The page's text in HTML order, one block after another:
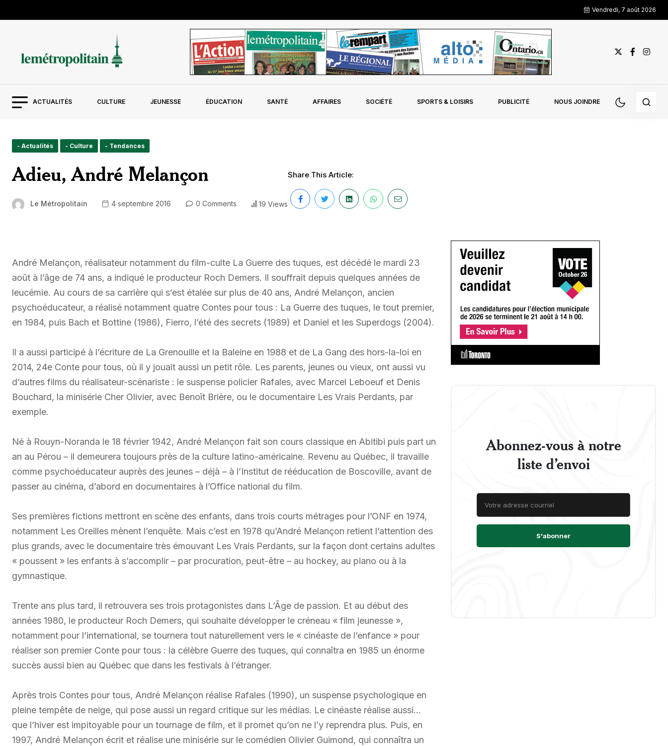
Vendredi, 7 août 2026
ACTUALITÉS CULTURE JEUNESSE ÉDUCATION SANTÉ AFFAIRES SOCIÉTÉ SPORTS & LOISIRS PUBLICITÉ NOUS JOINDRE
- Actualités - Culture - Tendances
Adieu, André Melançon
Le Métropolitain 4 septembre 2016 0 Comments 19 Views
Share This Article:
André Melançon, réalisateur notamment du film-culte La Guerre des tuques, est décédé le mardi 23
août à l’âge de 74 ans, a indiqué le producteur Roch Demers. Il souffrait depuis quelques années de
leucémie. Au cours de sa carrière qui s’est étalée sur plus de 40 ans, André Melançon, ancien
psychoéducateur, a réalisé notamment quatre Contes pour tous : La Guerre des tuques, le tout premier,
en 1984, puis Bach et Bottine (1986), Fierro, l’été des secrets (1989) et Daniel et les Superdogs (2004).
Il a aussi participé à l’écriture de La Grenouille et la Baleine en 1988 et de La Gang des hors-la-loi en
2014, 24e Conte pour tous, où il y jouait aussi un petit rôle. Les parents, jeunes ou vieux, ont aussi vu
d’autres films du réalisateur-scénariste : le suspense policier Rafales, avec Marcel Leboeuf et Denis
Bouchard, la minisérie Cher Olivier, avec Benoît Brière, ou le documentaire Les Vrais Perdants, par
exemple.
Né à Rouyn-Noranda le 18 février 1942, André Melançon fait son cours classique en Abitibi puis part un
an au Pérou – il demeurera toujours près de la culture latino-américaine. Revenu au Québec, il travaille
comme psychoéducateur auprès des jeunes – déjà – à l’Institut de rééducation de Boscoville, avant de
passer au cinéma, d’abord en documentaires à l’Office national du film.
Ses premières fictions mettront en scène des enfants, dans trois courts métrages pour l’ONF en 1974,
notamment Les Oreilles mènent l’enquête. Mais c’est en 1978 qu’André Melançon retient l’attention des
plus grands, avec le documentaire très émouvant Les Vrais Perdants, sur la façon dont certains adultes
« poussent » les enfants à s’accomplir – par procuration, peut-être – au hockey, au piano ou à la
gymnastique.
Trente ans plus tard, il retrouvera ses trois protagonistes dans L’Âge de passion. Et au début des
années 1980, le producteur Roch Demers, qui souhaite développer le créneau « film jeunesse »,
notamment pour l’international, se tournera tout naturellement vers le « cinéaste de l’enfance » pour
réaliser son premier Conte pour tous : la célèbre Guerre des tuques, qui connaîtra en 1985 un énorme
succès aussi bien au Québec que dans les festivals à l’étranger.
Après trois Contes pour tous, André Melançon réalise Rafales (1990), un suspense psychologique en
pleine tempête de neige, qui pose aussi un regard critique sur les médias. Le cinéaste réalise aussi…
que l’hiver est impitoyable pour un tournage de film, et il promet qu’on ne l’y reprendra plus. Puis, en
1997, André Melançon écrit et réalise une minisérie sur le comédien Olivier Guimond, qui connaîtra un
Abonnez-vous à notre
liste d’envoi